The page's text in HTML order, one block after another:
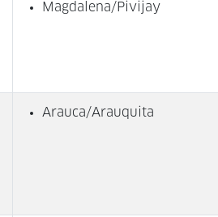
Magdalena/Pivijay
Arauca/Arauquita